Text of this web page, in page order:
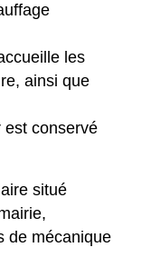
les
ainsi que
est conservé
situé
de mécanique